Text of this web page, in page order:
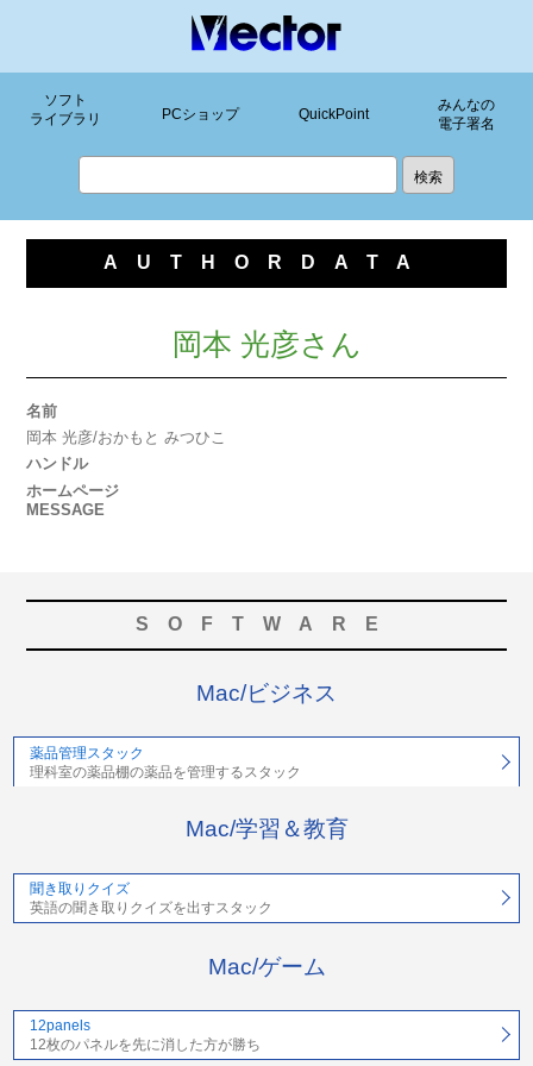
ソフト
ライブラリ
PCショップ QuickPoint
みんなの
電子署名
AUTHORDATA
岡本 光彦さん
名前
岡本 光彦/おかもと みつひこ
ハンドル
ホームページ
MESSAGE
SOFTWARE
Mac/ビジネス
薬品管理スタック
理科室の薬品棚の薬品を管理するスタック
Mac/学習＆教育
聞き取りクイズ
英語の聞き取りクイズを出すスタック
Mac/ゲーム
12panels
12枚のパネルを先に消した方が勝ち